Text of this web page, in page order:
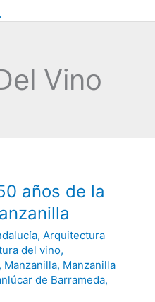
Vino
años de la
, Arquitectura
del vino,
Manzanilla, Manzanilla
de Barrameda,